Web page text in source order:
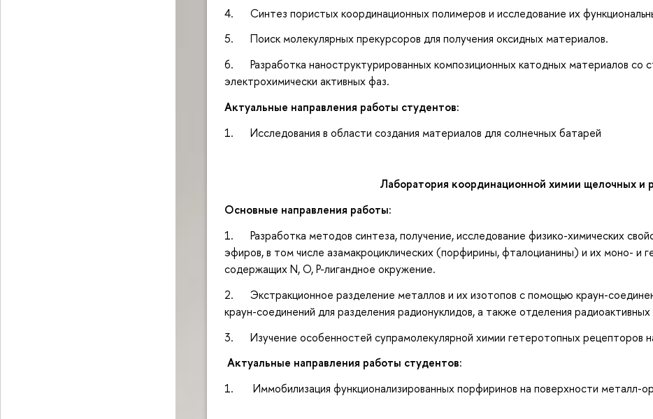
4. Синтез пористых координационных полимеров и исследование их
5. Поиск молекулярных прекурсоров для получения оксидных материалов.
6. Разработка наноструктурированных композиционных катодных материалов со
электрохимически активных фаз.
Актуальные направления работы студентов:
1. Исследования в области создания материалов для солнечных батарей
Лаборатория координационной химии щелочных и
Основные направления работы:
1. Разработка методов синтеза, получение, исследование физико-химических
эфиров, в том числе азамакроциклических (порфирины, фталоцианины) и их моно- и
содержащих N, O, P-лигандное окружение.
2. Экстракционное разделение металлов и их изотопов с помощью краун-
краун-соединений для разделения радионуклидов, а также отделения
3. Изучение особенностей супрамолекулярной химии гетеротопных рецепторов
Актуальные направления работы студентов:
1. Иммобилизация функционализированных порфиринов на поверхности металл-